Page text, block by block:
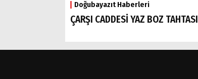
Doğubayazıt Haberleri
ÇARŞI CADDESİ YAZ BOZ TAHTASI